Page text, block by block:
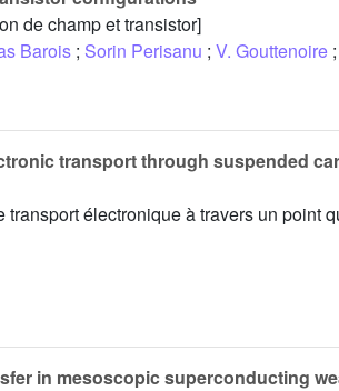
de champ et transistor]
Barois ; Sorin Perisanu ; V. Gouttenoire ;
transport through suspended
électronique à travers un point
in mesoscopic superconducting